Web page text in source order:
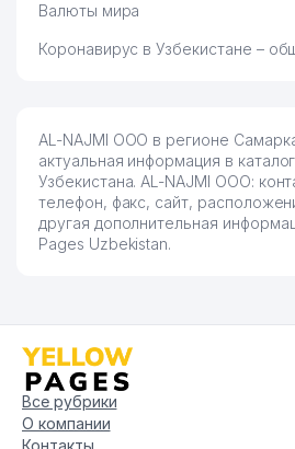
Валюты мира
Коронавирус в Узбекистане –
AL-NAJMI ООО в регионе
актуальная информация в
Узбекистана. AL-NAJMI ООО:
телефон, факс, сайт,
другая дополнительная
Pages Uzbekistan.
Все рубрики
О компании
Контакты